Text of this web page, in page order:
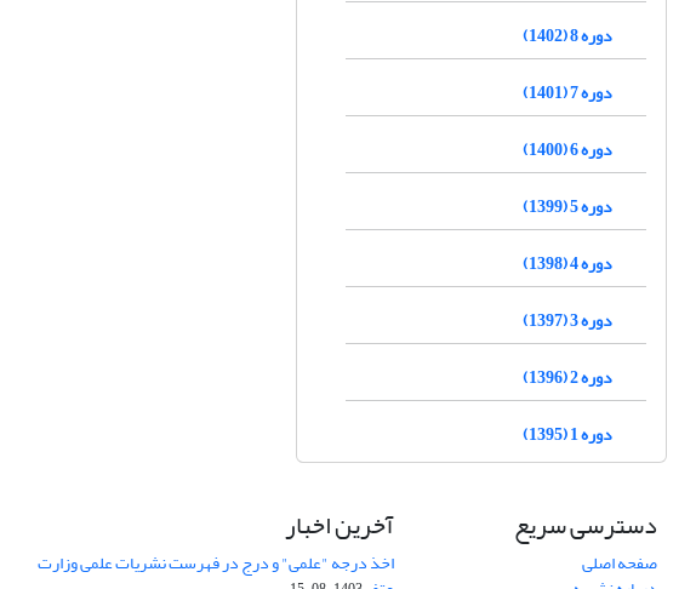
دوره 8 (1402)
دوره 7 (1401)
دوره 6 (1400)
دوره 5 (1399)
دوره 4 (1398)
دوره 3 (1397)
دوره 2 (1396)
دوره 1 (1395)
دسترسی سریع
صفحه اصلی
آخرین اخبار
اخذ درجه "علمی" و درج در فهرست نشریات علمی وزارت